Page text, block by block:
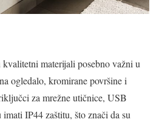
materijali posebno važni u
ogledalo, kromirane površine i
za mrežne utičnice, USB
IP44 zaštitu, što znači da su